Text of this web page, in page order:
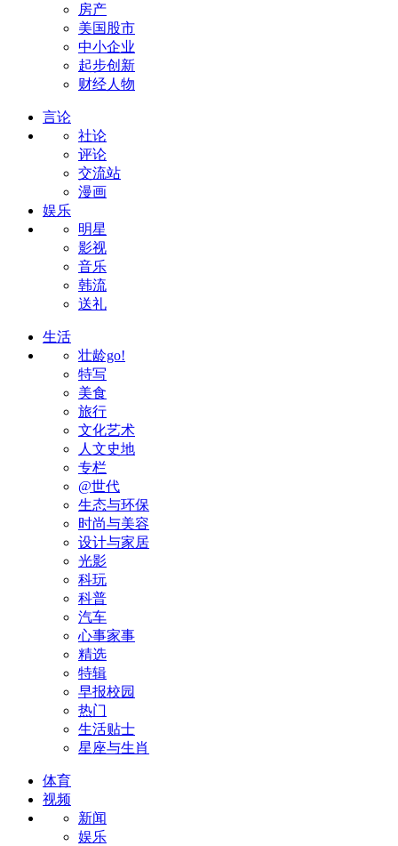
房产
美国股市
中小企业
起步创新
财经人物
言论
社论
评论
交流站
漫画
娱乐
明星
影视
音乐
韩流
送礼
生活
壮龄go!
特写
美食
旅行
文化艺术
人文史地
专栏
@世代
生态与环保
时尚与美容
设计与家居
光影
科玩
科普
汽车
心事家事
精选
特辑
早报校园
热门
生活贴士
星座与生肖
体育
视频
新闻
娱乐